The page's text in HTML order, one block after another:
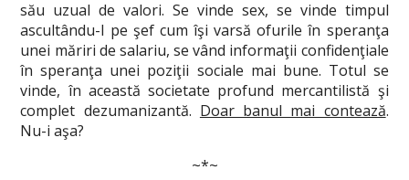
său uzual de valori. Se vinde sex, se vinde timpul
ascultându-l pe şef cum îşi varsă ofurile în speranţa
unei măriri de salariu, se vând informaţii confidenţiale
în speranţa unei poziţii sociale mai bune. Totul se
vinde, în această societate profund mercantilistă şi
complet dezumanizantă. Doar banul mai contează.
Nu-i aşa?
~*~